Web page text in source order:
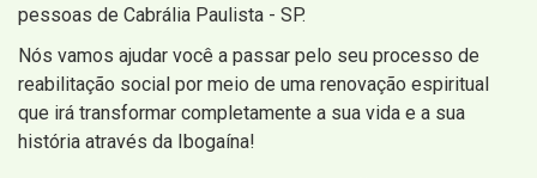
pessoas de Cabrália Paulista - SP.
Nós vamos ajudar você a passar pelo seu processo de
reabilitação social por meio de uma renovação espiritual
que irá transformar completamente a sua vida e a sua
história através da Ibogaína!